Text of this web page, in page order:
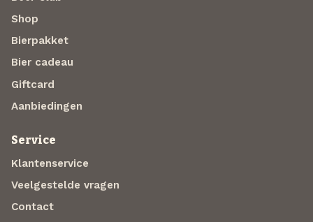
Shop
Bierpakket
Bier cadeau
Giftcard
Aanbiedingen
Service
Klantenservice
Veelgestelde vragen
Contact